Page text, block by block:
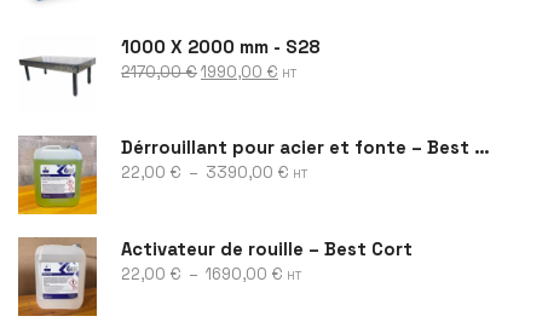
1000 X 2000 mm - S28
2170,00€1990,00 € HT
Dérrouillant pour acier et fonte – Best Rust
22,00 € – 3390,00 € HT
Activateur de rouille – Best Cort
22,00 € – 1690,00 € HT